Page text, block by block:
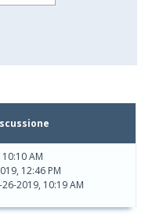
AM
12:46 PM
2019, 10:19 AM